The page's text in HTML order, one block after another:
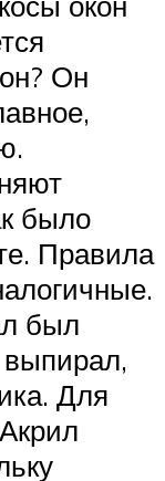
Он
было
Правила
был
Для